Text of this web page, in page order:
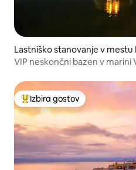
Lastniško stanovanje v mestu
VIP neskončni bazen v marini
Najbolj priljubljena
Izbira gostov